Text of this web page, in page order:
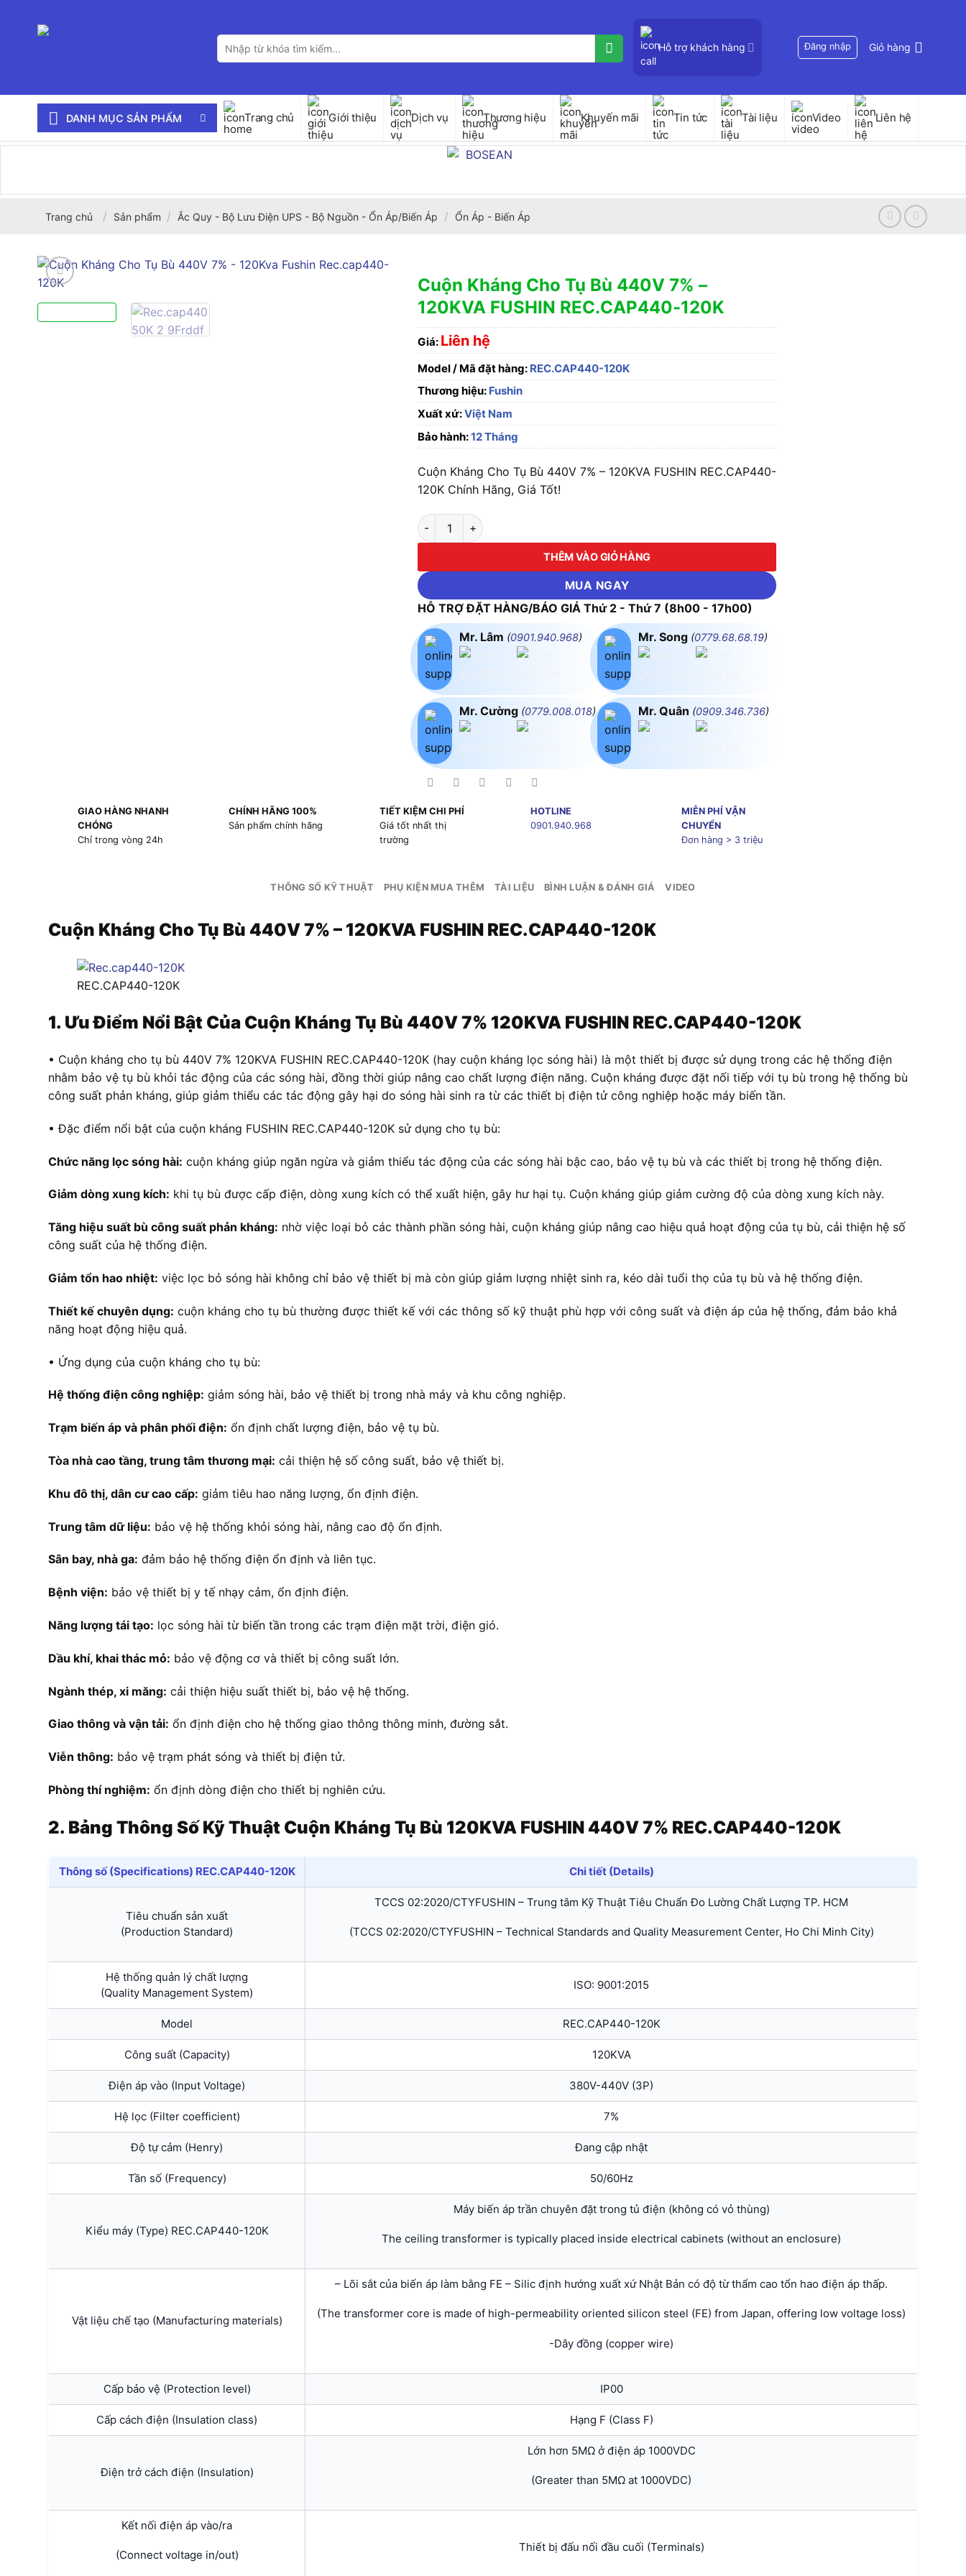
Tìm
kiếm:
Hỗ trợ khách hàng Đăng nhập Giỏ hàng
DANH MỤC SẢN PHẨM Trang chủ Giới thiệu Dịch vụ Thương hiệu Khuyến mãi Tin tức Tài liệu Video Liên hệ
Trang chủ / Sản phẩm / Ắc Quy - Bộ Lưu Điện UPS - Bộ Nguồn - Ổn Áp/Biến Áp / Ổn Áp - Biến Áp
Cuộn Kháng Cho Tụ Bù 440V 7% –
120KVA FUSHIN REC.CAP440-120K
Giá: Liên hệ
Model / Mã đặt hàng: REC.CAP440-120K
Thương hiệu: Fushin
Xuất xứ:Việt Nam
Bảo hành:12 Tháng
Cuộn Kháng Cho Tụ Bù 440V 7% – 120KVA FUSHIN REC.CAP440-
120K Chính Hãng, Giá Tốt!
Cuộn Kháng Cho Tụ Bù 440V 7% - 120KVA FUSHIN REC.CAP440-120K số lượng
THÊM VÀO GIỎ HÀNG
MUA NGAY
HỖ TRỢ ĐẶT HÀNG/BÁO GIÁ Thứ 2 - Thứ 7 (8h00 - 17h00)
Mr. Lâm (0901.940.968)
Mr. Cường (0779.008.018)
Mr. Song (0779.68.68.19)
Mr. Quân (0909.346.736)
GIAO HÀNG NHANH
CHÓNG
Chỉ trong vòng 24h
CHÍNH HÃNG 100%
Sản phẩm chính hãng
TIẾT KIỆM CHI PHÍ
Giá tốt nhất thị
trường
HOTLINE
0901.940.968
MIỄN PHÍ VẬN
CHUYỂN
Đơn hàng > 3 triệu
THÔNG SỐ KỸ THUẬT PHỤ KIỆN MUA THÊM TÀI LIỆU BÌNH LUẬN & ĐÁNH GIÁ VIDEO
Cuộn Kháng Cho Tụ Bù 440V 7% – 120KVA FUSHIN REC.CAP440-120K
REC.CAP440-120K
1. Ưu Điểm Nổi Bật Của Cuộn Kháng Tụ Bù 440V 7% 120KVA FUSHIN REC.CAP440-120K
• Cuộn kháng cho tụ bù 440V 7% 120KVA FUSHIN REC.CAP440-120K (hay cuộn kháng lọc sóng hài) là một thiết bị được sử dụng trong các hệ thống điện
nhằm bảo vệ tụ bù khỏi tác động của các sóng hài, đồng thời giúp nâng cao chất lượng điện năng. Cuộn kháng được đặt nối tiếp với tụ bù trong hệ thống bù
công suất phản kháng, giúp giảm thiểu các tác động gây hại do sóng hài sinh ra từ các thiết bị điện tử công nghiệp hoặc máy biến tần.
• Đặc điểm nổi bật của cuộn kháng FUSHIN REC.CAP440-120K sử dụng cho tụ bù:
Chức năng lọc sóng hài: cuộn kháng giúp ngăn ngừa và giảm thiểu tác động của các sóng hài bậc cao, bảo vệ tụ bù và các thiết bị trong hệ thống điện.
Giảm dòng xung kích: khi tụ bù được cấp điện, dòng xung kích có thể xuất hiện, gây hư hại tụ. Cuộn kháng giúp giảm cường độ của dòng xung kích này.
Tăng hiệu suất bù công suất phản kháng: nhờ việc loại bỏ các thành phần sóng hài, cuộn kháng giúp nâng cao hiệu quả hoạt động của tụ bù, cải thiện hệ số
công suất của hệ thống điện.
Giảm tổn hao nhiệt: việc lọc bỏ sóng hài không chỉ bảo vệ thiết bị mà còn giúp giảm lượng nhiệt sinh ra, kéo dài tuổi thọ của tụ bù và hệ thống điện.
Thiết kế chuyên dụng: cuộn kháng cho tụ bù thường được thiết kế với các thông số kỹ thuật phù hợp với công suất và điện áp của hệ thống, đảm bảo khả
năng hoạt động hiệu quả.
• Ứng dụng của cuộn kháng cho tụ bù:
Hệ thống điện công nghiệp: giảm sóng hài, bảo vệ thiết bị trong nhà máy và khu công nghiệp.
Trạm biến áp và phân phối điện: ổn định chất lượng điện, bảo vệ tụ bù.
Tòa nhà cao tầng, trung tâm thương mại: cải thiện hệ số công suất, bảo vệ thiết bị.
Khu đô thị, dân cư cao cấp: giảm tiêu hao năng lượng, ổn định điện.
Trung tâm dữ liệu: bảo vệ hệ thống khỏi sóng hài, nâng cao độ ổn định.
Sân bay, nhà ga: đảm bảo hệ thống điện ổn định và liên tục.
Bệnh viện: bảo vệ thiết bị y tế nhạy cảm, ổn định điện.
Năng lượng tái tạo: lọc sóng hài từ biến tần trong các trạm điện mặt trời, điện gió.
Dầu khí, khai thác mỏ: bảo vệ động cơ và thiết bị công suất lớn.
Ngành thép, xi măng: cải thiện hiệu suất thiết bị, bảo vệ hệ thống.
Giao thông và vận tải: ổn định điện cho hệ thống giao thông thông minh, đường sắt.
Viễn thông: bảo vệ trạm phát sóng và thiết bị điện tử.
Phòng thí nghiệm: ổn định dòng điện cho thiết bị nghiên cứu.
2. Bảng Thông Số Kỹ Thuật Cuộn Kháng Tụ Bù 120KVA FUSHIN 440V 7% REC.CAP440-120K
Thông số (Specifications) REC.CAP440-120K Chi tiết (Details)
Tiêu chuẩn sản xuất
(Production Standard)
TCCS 02:2020/CTYFUSHIN – Trung tâm Kỹ Thuật Tiêu Chuẩn Đo Lường Chất Lượng TP. HCM
(TCCS 02:2020/CTYFUSHIN – Technical Standards and Quality Measurement Center, Ho Chi Minh City)
Hệ thống quản lý chất lượng
(Quality Management System)
ISO: 9001:2015
Model REC.CAP440-120K
Công suất (Capacity) 120KVA
Điện áp vào (Input Voltage) 380V-440V (3P)
Hệ lọc (Filter coefficient) 7%
Độ tự cảm (Henry) Đang cập nhật
Tần số (Frequency) 50/60Hz
Kiểu máy (Type) REC.CAP440-120K
Máy biến áp trần chuyên đặt trong tủ điện (không có vỏ thùng)
The ceiling transformer is typically placed inside electrical cabinets (without an enclosure)
Vật liệu chế tạo (Manufacturing materials)
– Lõi sắt của biến áp làm bằng FE – Silic định hướng xuất xứ Nhật Bản có độ từ thẩm cao tổn hao điện áp thấp.
(The transformer core is made of high-permeability oriented silicon steel (FE) from Japan, offering low voltage loss)
-Dây đồng (copper wire)
Cấp bảo vệ (Protection level) IP00
Cấp cách điện (Insulation class) Hạng F (Class F)
Điện trở cách điện (Insulation)
Lớn hơn 5MΩ ở điện áp 1000VDC
(Greater than 5MΩ at 1000VDC)
Kết nối điện áp vào/ra
(Connect voltage in/out)
Thiết bị đấu nối đầu cuối (Terminals)